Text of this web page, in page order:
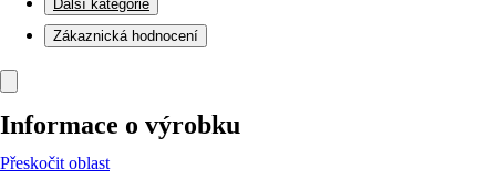
Další kategorie
Zákaznická hodnocení
Informace o výrobku
Přeskočit oblast